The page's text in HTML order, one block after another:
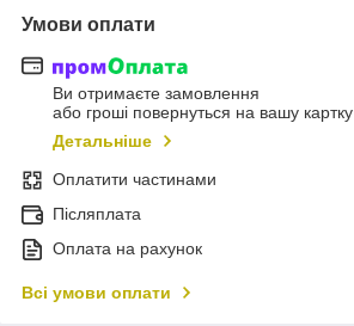
Умови оплати
Ви отримаєте замовлення
або гроші повернуться на вашу картку
Детальніше
Оплатити частинами
Післяплата
Оплата на рахунок
Всі умови оплати